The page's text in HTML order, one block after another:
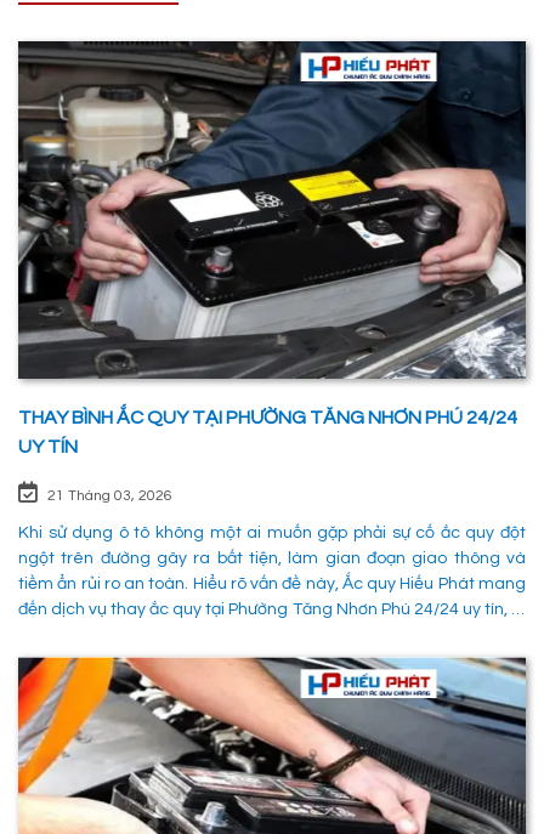
THAY BÌNH ẮC QUY TẠI PHƯỜNG TĂNG NHƠN PHÚ 24/24
UY TÍN
21 Tháng 03, 2026
Khi sử dụng ô tô không một ai muốn gặp phải sự cố ắc quy đột
ngột trên đường gây ra bất tiện, làm gian đoạn giao thông và
tiềm ẩn rủi ro an toàn. Hiểu rõ vấn đề này, Ắc quy Hiếu Phát mang
đến dịch vụ thay ắc quy tại Phường Tăng Nhơn Phú 24/24 uy tín, là
bảo an toàn cho các phường tiện và tiết kiệm thời gian cho người
sử dụng. 1. Các phương pháp khắc phục sự cố khi ắc quy hỏng tại
Phường Tăng Nhơn Phú Quận 9 Khi xe không thể khởi động do vấn
đề về điện, có rất nhiều ng